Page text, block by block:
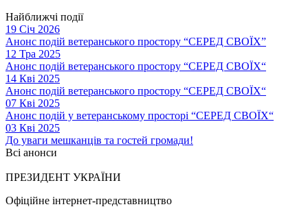
Найближчі події
19 Січ 2026
Анонс подій ветеранського простору “СЕРЕД СВОЇХ”
12 Тра 2025
Анонс подій ветеранського простору “СЕРЕД СВОЇХ“
14 Кві 2025
Анонс подій ветеранського простору “СЕРЕД СВОЇХ“
07 Кві 2025
Анонс подій у ветеранському просторі “СЕРЕД СВОЇХ“
03 Кві 2025
До уваги мешканців та гостей громади!
Всі анонси
ПРЕЗИДЕНТ УКРАЇНИ
Офіційне інтернет-представництво